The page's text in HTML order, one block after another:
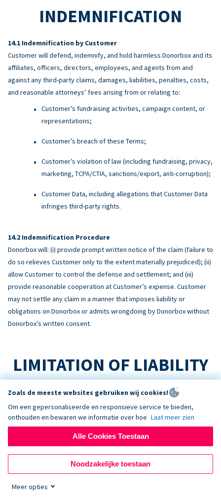
INDEMNIFICATION
Indemnification by Customer
Customer will defend, indemnify, and hold harmless Donorbox and its
affiliates, officers, directors, employees, and agents from and
against any third-party claims, damages, liabilities, penalties, costs,
and reasonable attorneys’ fees arising from or relating to:
Customer’s fundraising activities, campaign content, or
representations;
Customer’s breach of these Terms;
Customer’s violation of law (including fundraising, privacy,
marketing, TCPA/CTIA, sanctions/export, anti-corruption);
Customer Data, including allegations that Customer Data
infringes third-party rights.
Indemnification Procedure
Donorbox will: (i) provide prompt written notice of the claim (failure to
do so relieves Customer only to the extent materially prejudiced); (ii)
allow Customer to control the defense and settlement; and (iii)
provide reasonable cooperation at Customer’s expense. Customer
may not settle any claim in a manner that imposes liability or
obligations on Donorbox or admits wrongdoing by Donorbox without
Donorbox’s written consent.
LIMITATION OF LIABILITY
TO THE MAXIMUM EXTENT PERMITTED BY LAW:
No Consequential Damages
NEITHER PARTY WILL BE LIABLE FOR INDIRECT, INCIDENTAL,
CONSEQUENTIAL, SPECIAL, EXEMPLARY, OR PUNITIVE DAMAGES, OR
LOSS OF PROFITS, REVENUE, OR DATA, ARISING OUT OF OR RELATING
TO THIS AGREEMENT, EVEN IF ADVISED OF THE POSSIBILITY.
DONORBOX’S TOTAL AGGREGATE LIABILITY ARISING OUT OF OR
Zoals de meeste websites gebruiken wij cookies!
Om een gepersonaliseerde en responsieve service te bieden,
onthouden en bewaren we informatie over hoe Laat meer zien
Alle Cookies Toestaan
Noodzakelijke toestaan
Meer opties